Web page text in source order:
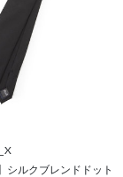
シルクブレンドドット